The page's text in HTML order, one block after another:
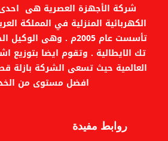
شركة الأجهزة العصرية هى
الكهربائية المنزلية في المملكة
تأسست عام 2005م . وهى
تك الايطالية . وتقوم ايضا بتوزيع
العالمية حيث تسعى الشركة بازلة
افضل مستوى من
روابط مفيدة